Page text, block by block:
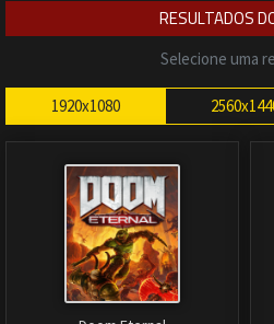
RESULTADOS
Selecione uma
1920x1080